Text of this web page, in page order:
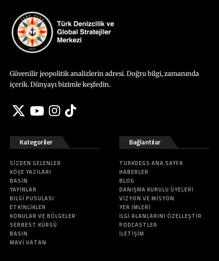
Güvenilir jeopolitik analizlerin adresi. Doğru bilgi, zamanında
içerik. Dünyayı bizimle keşfedin.
Kategoriler
SIZDEN GELENLER
KÖŞE YAZILARI
BASIN
YAYINLAR
BILGI PUSULASI
ETKINLIKLER
KONULAR VE BÖLGELER
SERBEST KÜRSÜ
BASIN
MAVI VATAN
Bağlantılar
TURKDEGS ANA SAYFA
HABERLER
BLOG
DANIŞMA KURULU ÜYELERI
VIZYON VE MISYON
YER İMLERI
İLGI ALANLARINI ÖZELLEŞTIR
PODCASTLER
İLETIŞIM